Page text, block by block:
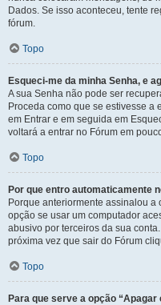
Dados. Se isso aconteceu, tente
fórum.
Topo
Esqueci-me da minha Senha, e
A sua Senha não pode ser
Proceda como que se estivesse a
em Entrar e em seguida em
voltará a entrar no Fórum em
Topo
Por que entro automaticamente
Porque anteriormente assinalou
opção se usar um computador
abusivo por terceiros da sua
próxima vez que sair do Fórum
Topo
Para que serve a opção “Apagar